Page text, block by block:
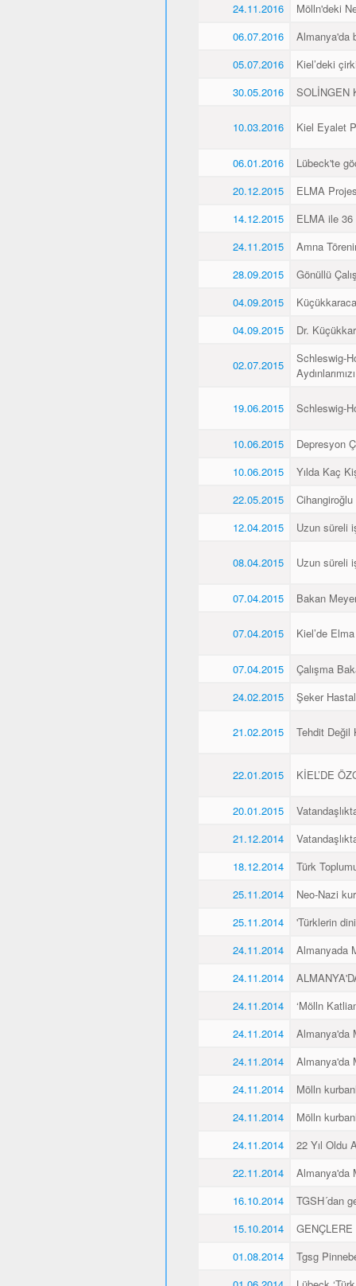
24.11.2016
Mölln'deki
06.07.2016
Almanya'da
05.07.2016
Kiel’deki
30.05.2016
SOLİNGEN
10.03.2016 Kiel Eyalet
06.01.2016
Lübeck'te
20.12.2015
ELMA
14.12.2015
ELMA ile
24.11.2015
Amna
28.09.2015
Gönüllü
04.09.2015
04.09.2015
Dr.
02.07.2015
Schleswig-
19.06.2015 Schleswig-
10.06.2015
Depresyon
10.06.2015
Yılda Kaç
22.05.2015
12.04.2015
Uzun süreli
08.04.2015 Uzun süreli
07.04.2015 Bakan
07.04.2015 Kiel’de
07.04.2015
Çalışma
24.02.2015
Şeker
21.02.2015 Tehdit Değil
22.01.2015 KİEL’DE
20.01.2015
21.12.2014
18.12.2014
Türk
25.11.2014
Neo-Nazi
25.11.2014
'Türklerin
24.11.2014
Almanyada
24.11.2014
24.11.2014
‘Mölln
24.11.2014
Almanya'da
24.11.2014
Almanya'da
24.11.2014
Mölln
24.11.2014
Mölln
24.11.2014
22 Yıl Oldu
22.11.2014
Almanya'da
16.10.2014
TGSH´dan
15.10.2014
01.08.2014
Tgsg